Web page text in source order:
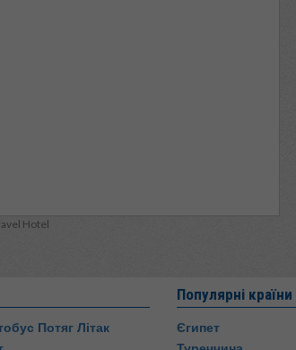
Hotel
Потяг Літак
Популярні країни
Єгипет